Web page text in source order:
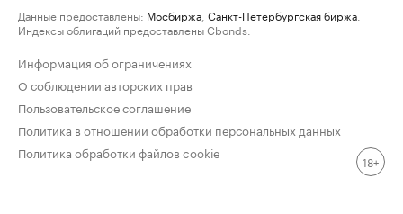
Данные предоставлены: Мосбиржа Санкт-Петербургская биржа
Индексы облигаций предоставлены Cbonds.
Информация об ограничениях
О соблюдении авторских прав
Пользовательское соглашение
Политика в отношении обработки персональных данных
Политика обработки файлов cookie
18+